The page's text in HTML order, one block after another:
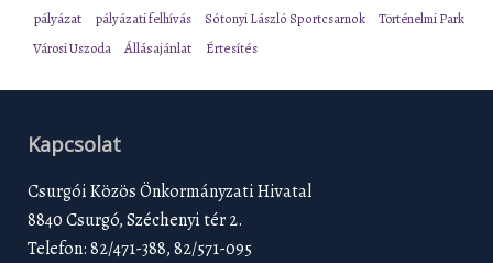
pályázat pályázati felhívás Sótonyi László Sportcsarnok
Történelmi Park
Városi Uszoda
Állásajánlat Értesítés
Kapcsolat
Csurgói Közös Önkormányzati Hivatal
8840 Csurgó, Széchenyi tér 2.
Telefon: 82/471-388, 82/571-095